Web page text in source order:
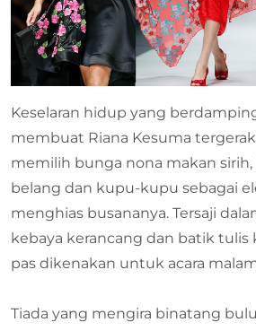
Keselaran hidup yang
membuat Riana Kesuma
memilih bunga nona makan
belang dan kupu-kupu sebagai
menghias busananya. Tersaji
kebaya kerancang dan batik tulis
pas dikenakan untuk acara
Tiada yang mengira binatang